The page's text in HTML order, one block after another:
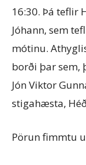
16:30. Þá teflir
Jóhann, sem
mótinu.
borði þar sem,
Jón Viktor
stigahæsta,
Pörun fimmtu